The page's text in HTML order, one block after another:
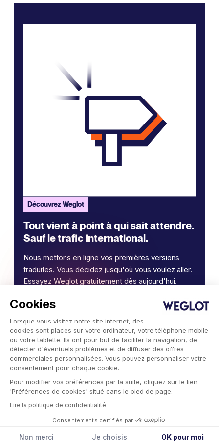
Cookies
Lorsque vous visitez notre site internet, des
cookies sont placés sur votre ordinateur, votre téléphone mobile
ou votre tablette. Ils ont pour but de faciliter la navigation, de
détecter d'éventuels problèmes et de diffuser des offres
commerciales personnalisées. Vous pouvez personnaliser votre
consentement pour chaque cookie.
Pour modifier vos préférences par la suite, cliquez sur le lien
'Préférences de cookies' situé dans le pied de page.
Lire la politique de confidentialité
Consentements certifiés par
Non merci Je choisis OK pour moi
Découvrez Weglot
Tout vient à point à qui sait attendre.
Sauf le trafic international.
Nous mettons en ligne vos premières versions
traduites. Vous décidez jusqu'où vous voulez aller.
Essayez Weglot gratuitement dès aujourd'hui.
Développe et gère tout ce qui concerne le contenu, le